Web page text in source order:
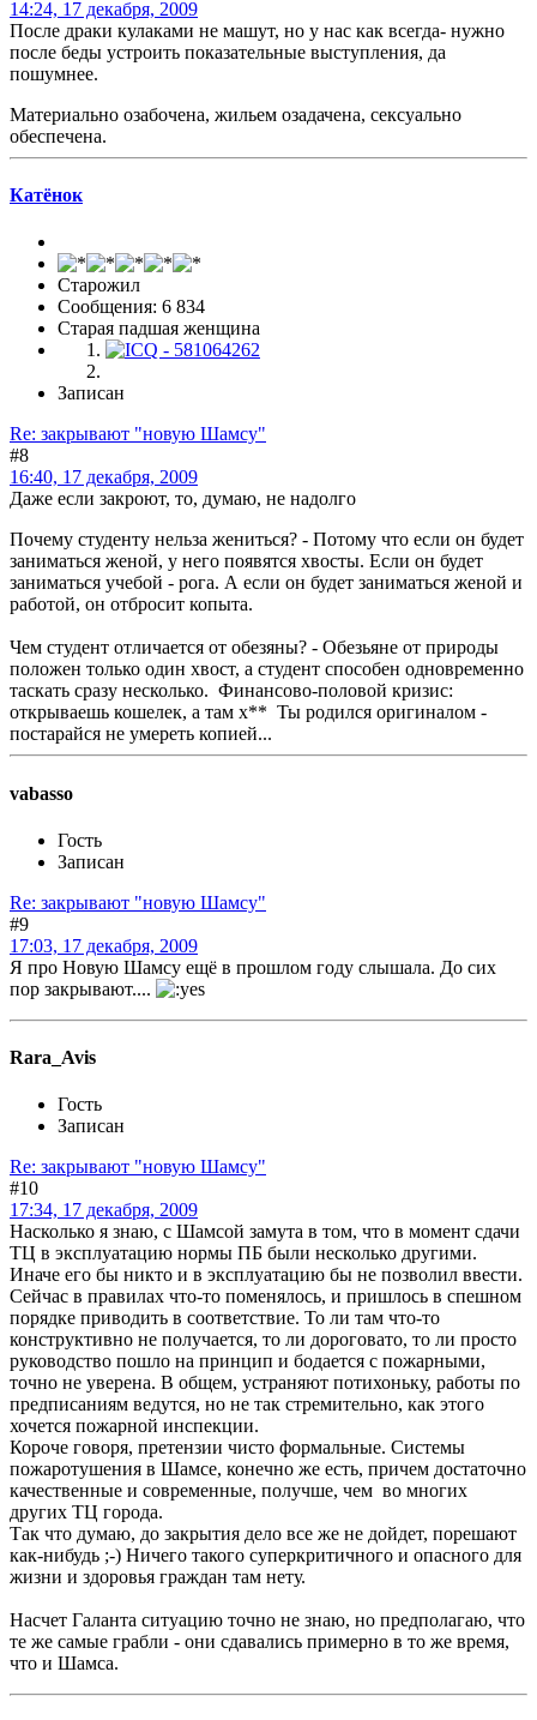
14:24, 17 декабря, 2009
После драки кулаками не машут, но у нас как всегда- нужно
после беды устроить показательные выступления, да
пошумнее.
Материально озабочена, жильем озадачена, сексуально
обеспечена.
Катёнок
Старожил
Сообщения: 6 834
Старая падшая женщина
Записан
Re: закрывают "новую Шамсу"
#8
16:40, 17 декабря, 2009
Даже если закроют, то, думаю, не надолго
Почему студенту нельза жениться? - Потому что если он будет
заниматься женой, у него появятся хвосты. Если он будет
заниматься учебой - рога. А если он будет заниматься женой и
работой, он отбросит копыта.
Чем студент отличается от обезяны? - Обезьяне от природы
положен только один хвост, а студент способен одновременно
таскать сразу несколько. Финансово-половой кризис:
открываешь кошелек, а там х** Ты родился оригиналом -
постарайся не умереть копией...
vabasso
Гость
Записан
Re: закрывают "новую Шамсу"
#9
17:03, 17 декабря, 2009
Я про Новую Шамсу ещё в прошлом году слышала. До сих
пор закрывают....
Rara_Avis
Гость
Записан
Re: закрывают "новую Шамсу"
#10
17:34, 17 декабря, 2009
Насколько я знаю, с Шамсой замута в том, что в момент сдачи
ТЦ в эксплуатацию нормы ПБ были несколько другими.
Иначе его бы никто и в эксплуатацию бы не позволил ввести.
Сейчас в правилах что-то поменялось, и пришлось в спешном
порядке приводить в соответствие. То ли там что-то
конструктивно не получается, то ли дороговато, то ли просто
руководство пошло на принцип и бодается с пожарными,
точно не уверена. В общем, устраняют потихоньку, работы по
предписаниям ведутся, но не так стремительно, как этого
хочется пожарной инспекции.
Короче говоря, претензии чисто формальные. Системы
пожаротушения в Шамсе, конечно же есть, причем достаточно
качественные и современные, получше, чем во многих
других ТЦ города.
Так что думаю, до закрытия дело все же не дойдет, порешают
как-нибудь ;-) Ничего такого суперкритичного и опасного для
жизни и здоровья граждан там нету.
Насчет Галанта ситуацию точно не знаю, но предполагаю, что
те же самые грабли - они сдавались примерно в то же время,
что и Шамса.